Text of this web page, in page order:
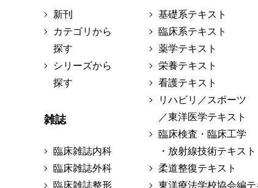
新刊
カテゴリから
探す
シリーズから
探す
雑誌
臨床雑誌内科
臨床雑誌外科
臨床雑誌整形
基礎系テキスト
臨床系テキスト
薬学テキスト
栄養テキスト
看護テキスト
リハビリ／スポーツ
／東洋医学テキスト
臨床検査・臨床工学
・放射線技術テキスト
柔道整復テキスト
東洋療法学校協会編テ